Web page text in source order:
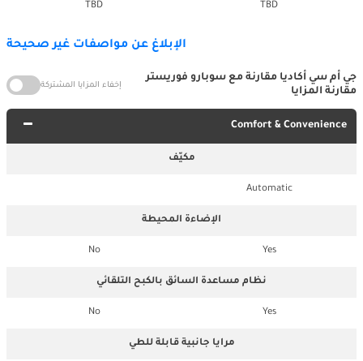
TBD
TBD
الإبلاغ عن مواصفات غير صحيحة
جي أم سي أكاديا مقارنة مع سوبارو فوريستر
مقارنة المزايا
إخفاء المزايا المشتركة
Comfort & Convenience
مكيّف
Automatic
الإضاءة المحيطة
Yes
No
نظام مساعدة السائق بالكبح التلقائي
Yes
No
مرايا جانبية قابلة للطي